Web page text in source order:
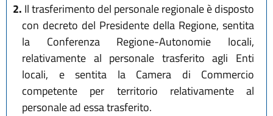
2. Il trasferimento del personale regionale è disposto
con decreto del Presidente della Regione, sentita
la Conferenza Regione-Autonomie locali,
relativamente al personale trasferito agli Enti
locali, e sentita la Camera di Commercio
competente per territorio relativamente al
personale ad essa trasferito.